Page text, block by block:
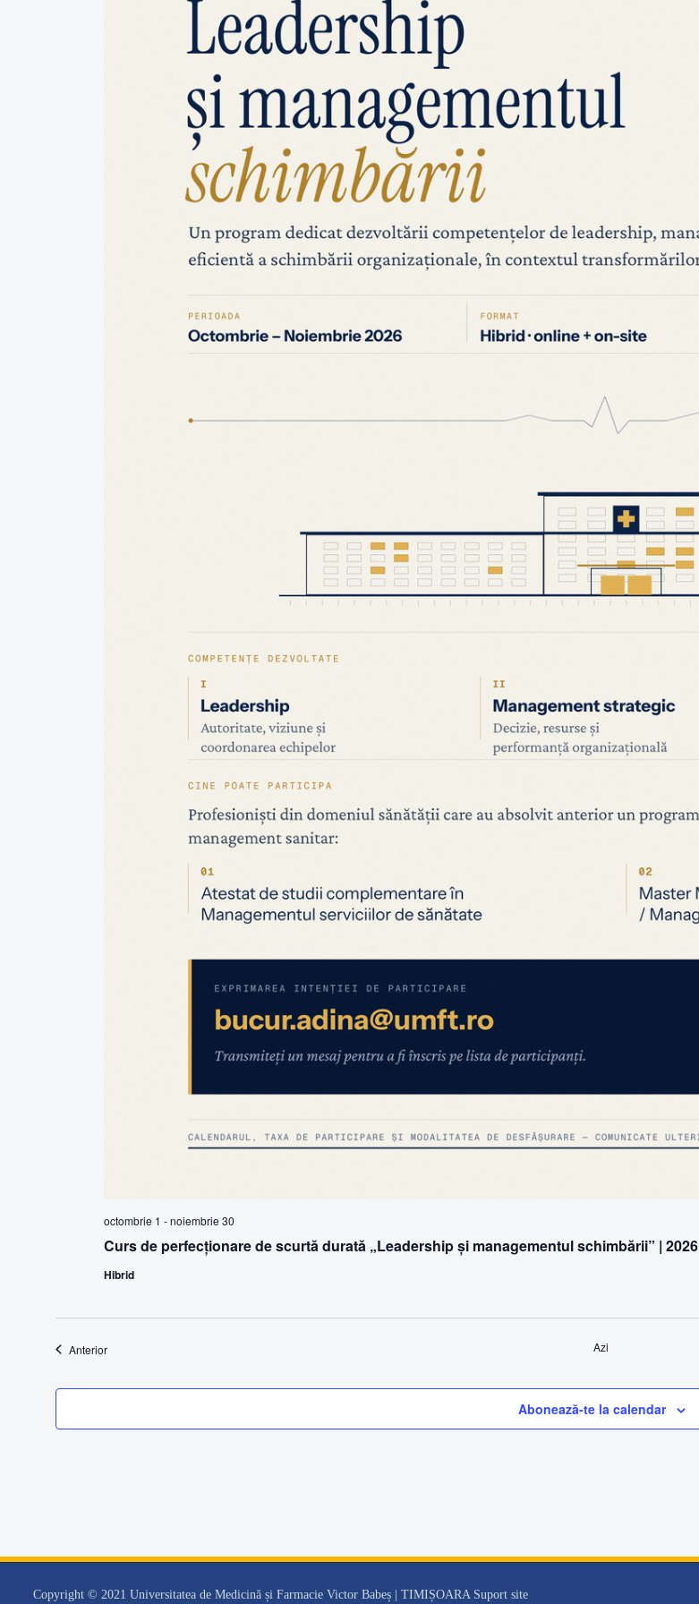
Curs de perfecționare de scurtă durată „Leadership și managementul schimbării” | 2026
octombrie 1 -noiembrie 30
Hibrid
AnteriorEvenimente Azi
Abonează-te la calendar
Copyright © 2021 Universitatea de Medicină și Farmacie Victor Babeș | TIMIȘOARA Suport site